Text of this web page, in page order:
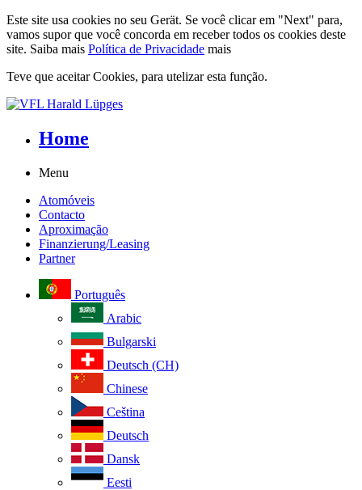
Este site usa cookies no seu Gerät. Se você clicar em "Next" para,
vamos supor que você concorda em receber todos os cookies deste
site. Saiba mais Política de Privacidade mais
Teve que aceitar Cookies, para utelizar esta função.
Home
Menu
Atomóveis
Contacto
Aproximação
Finanzierung/Leasing
Partner
Português
Arabic
Bulgarski
Deutsch (CH)
Chinese
Ceština
Deutsch
Dansk
Eesti